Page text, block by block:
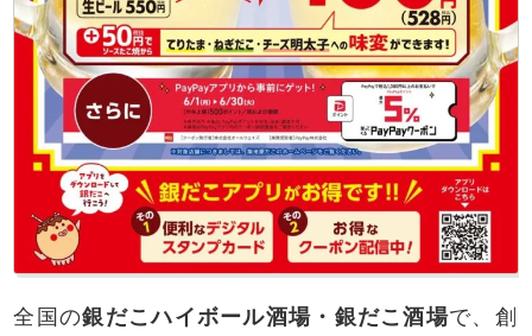
全国の銀だこハイボール酒場・銀だこ酒場で、創